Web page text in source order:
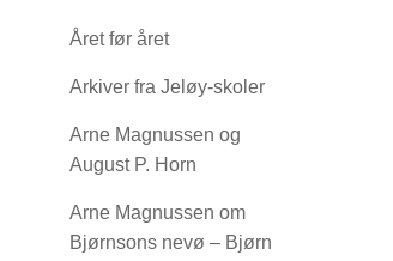
Året før året
Arkiver fra Jeløy-skoler
Arne Magnussen og
August P. Horn
Arne Magnussen om
Bjørnsons nevø – Bjørn